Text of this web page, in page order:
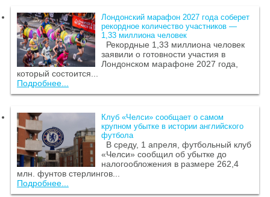
Лондонский марафон 2027 года соберет
рекордное количество участников —
1,33 миллиона человек
Рекордные 1,33 миллиона человек
заявили о готовности участия в
Лондонском марафоне 2027 года,
который состоится...
Подробнее...
Клуб «Челси» сообщает о самом
крупном убытке в истории английского
футбола
В среду, 1 апреля, футбольный клуб
«Челси» сообщил об убытке до
налогообложения в размере 262,4
млн. фунтов стерлингов...
Подробнее...